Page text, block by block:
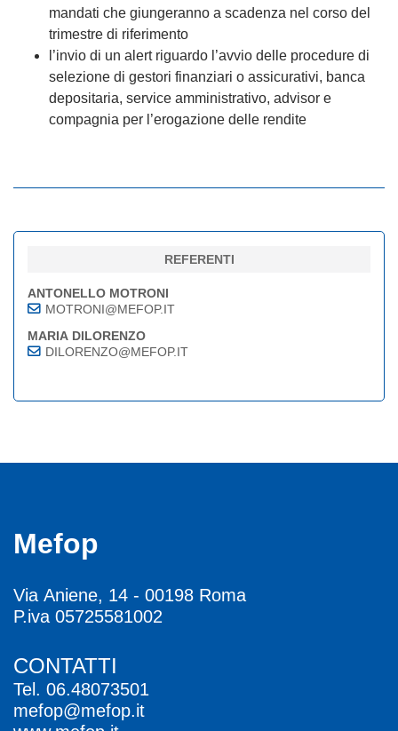
mandati che giungeranno a scadenza nel corso del
trimestre di riferimento
l’invio di un alert riguardo l’avvio delle procedure di
selezione di gestori finanziari o assicurativi, banca
depositaria, service amministrativo, advisor e
compagnia per l’erogazione delle rendite
REFERENTI
ANTONELLO MOTRONI
MOTRONI@MEFOP.IT
MARIA DILORENZO
DILORENZO@MEFOP.IT
Mefop
Via Aniene, 14 - 00198 Roma
P.iva 05725581002
CONTATTI
Tel. 06.48073501
mefop@mefop.it